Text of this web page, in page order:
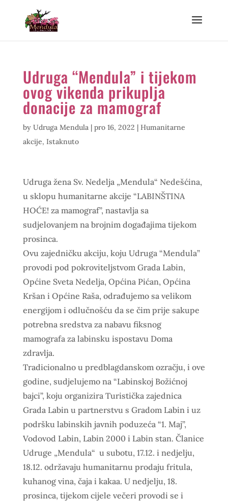
Udruga “Mendula” i tijekom
ovog vikenda prikuplja
donacije za mamograf
by Udruga Mendula| pro 16, 2022 | Humanitarne
akcije, Istaknuto
Udruga žena Sv. Nedelja „Mendula“ Nedešćina,
u sklopu humanitarne akcije “LABINŠTINA
HOĆE! za mamograf”, nastavlja sa
sudjelovanjem na brojnim događajima tijekom
prosinca.
Ovu zajedničku akciju, koju Udruga “Mendula”
provodi pod pokroviteljstvom Grada Labin,
Općine Sveta Nedelja, Općina Pićan, Općina
Kršan i Općine Raša, odrađujemo sa velikom
energijom i odlučnošću da se čim prije sakupe
potrebna sredstva za nabavu fiksnog
mamografa za labinsku ispostavu Doma
zdravlja.
Tradicionalno u predblagdanskom ozračju, i ove
godine, sudjelujemo na “Labinskoj Božićnoj
bajci”, koju organizira Turistička zajednica
Grada Labin u partnerstvu s Gradom Labin i uz
podršku labinskih javnih poduzeća “1. Maj”,
Vodovod Labin, Labin 2000 i Labin stan. Članice
Udruge „Mendula“ u subotu, 17.12. i nedjelju,
18.12. održavaju humanitarnu prodaju fritula,
kuhanog vina, čaja i kakaa. U nedjelju, 18.
prosinca, tijekom cijele večeri provodi se i